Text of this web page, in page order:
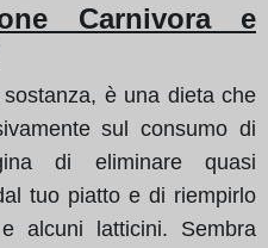
Carnivora e
è una dieta che
sul consumo di
di eliminare quasi
tuo piatto e di riempirlo
alcuni latticini. Sembra